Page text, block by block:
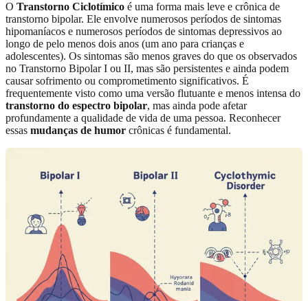
O Transtorno Ciclotímico é uma forma mais leve e crônica de
transtorno bipolar. Ele envolve numerosos períodos de sintomas
hipomaníacos e numerosos períodos de sintomas depressivos ao
longo de pelo menos dois anos (um ano para crianças e
adolescentes). Os sintomas são menos graves do que os observados
no Transtorno Bipolar I ou II, mas são persistentes e ainda podem
causar sofrimento ou comprometimento significativos. É
frequentemente visto como uma versão flutuante e menos intensa do
transtorno do espectro bipolar, mas ainda pode afetar
profundamente a qualidade de vida de uma pessoa. Reconhecer
essas mudanças de humor crônicas é fundamental.